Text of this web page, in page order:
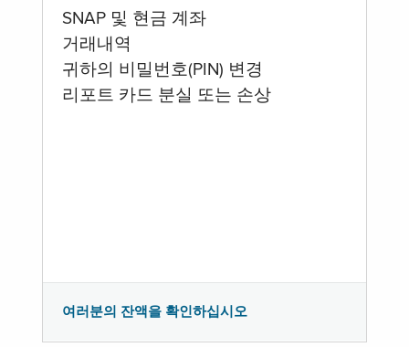
SNAP 및 현금 계좌
거래내역
귀하의 비밀번호(PIN) 변경
리포트 카드 분실 또는 손상
여러분의 잔액을 확인하십시오